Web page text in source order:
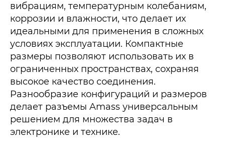
вибрациям, температурным колебаниям,
коррозии и влажности, что делает их
идеальными для применения в сложных
условиях эксплуатации. Компактные
размеры позволяют использовать их в
ограниченных пространствах, сохраняя
высокое качество соединения.
Разнообразие конфигураций и размеров
делает разъемы Amass универсальным
решением для множества задач в
электронике и технике.